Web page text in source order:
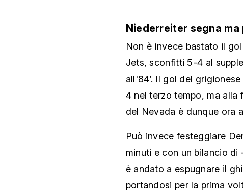
Niederreiter segna ma
Non è invece bastato il
Jets, sconfitti 5-4 al
all'84’. Il gol del
4 nel terzo tempo, ma alla
del Nevada è dunque ora
Può invece festeggiare
minuti e con un bilancio di
è andato a espugnare il
portandosi per la prima